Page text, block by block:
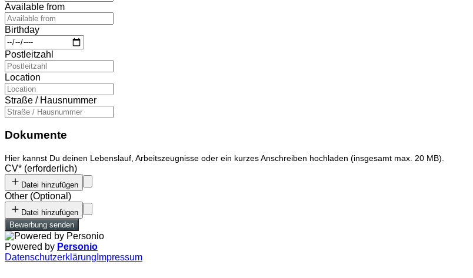
Available from
Birthday
Postleitzahl
Location
Straße / Hausnummer
Dokumente
Hier kannst Du deinen Lebenslauf, Arbeitszeugnisse oder ein kurzes Anschreiben hochladen (insgesamt max. 20 MB).
CV* (erforderlich)
Datei hinzufügen
Other (Optional )
Datei hinzufügen
Bewerbung senden
Powered by Personio
Datenschutzerklärung Impressum